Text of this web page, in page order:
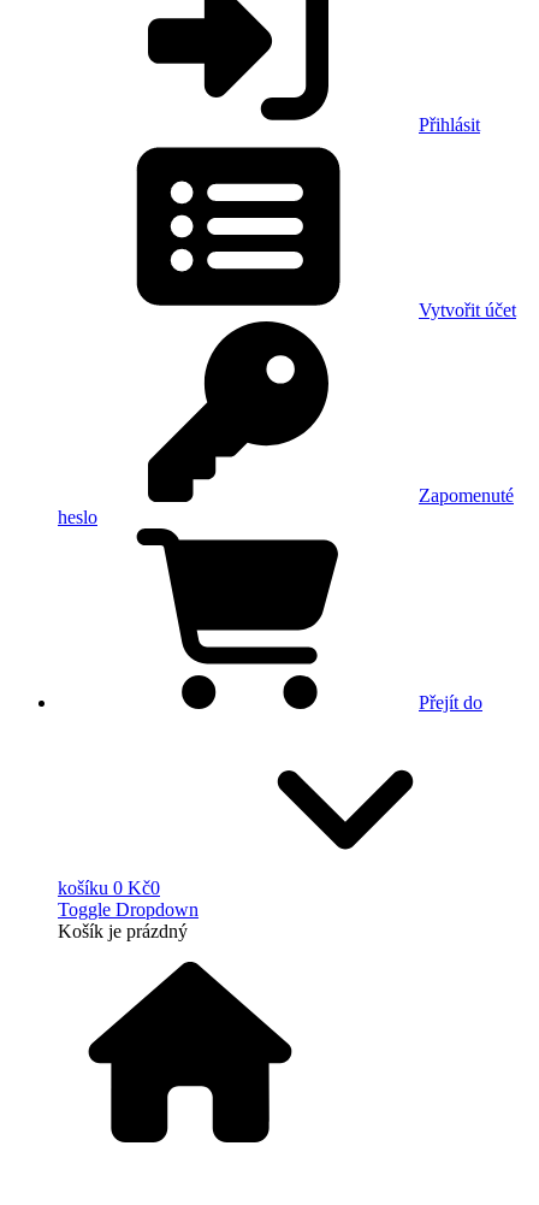
Přihlásit
Vytvořit účet
Zapomenuté
heslo
Přejít do
košíku 0 Kč0
Toggle Dropdown
Košík je prázdný